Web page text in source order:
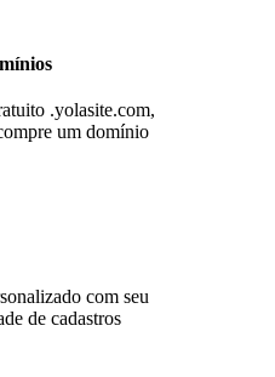
.yolasite.com,
um domínio
com seu
de cadastros